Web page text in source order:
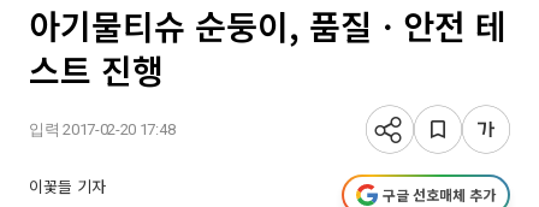
아기물티슈 순둥이, 품질ㆍ안전 테
스트 진행
입력 2017-02-20 17:48
이꽃들 기자 구글 선호매체 추가